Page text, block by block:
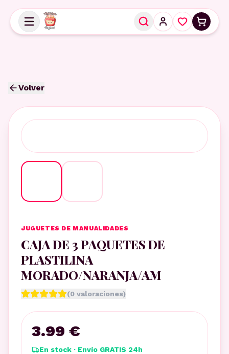
Volver
JUGUETES DE MANUALIDADES
CAJA DE 3 PAQUETES DE
PLASTILINA
MORADO/NARANJA/AM
(0 valoraciones)
3.99 €
En stock · Envío GRATIS 24h